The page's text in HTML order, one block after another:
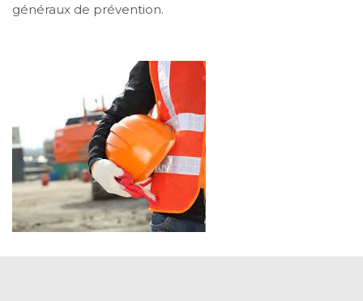
généraux de prévention.